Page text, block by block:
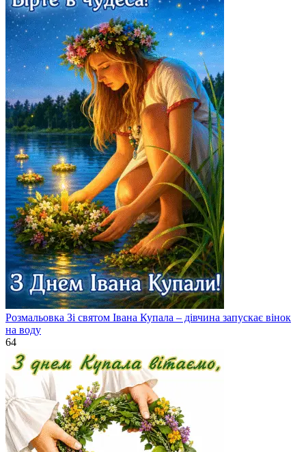
Розмальовка Зі святом Івана Купала – дівчина запускає вінок
на воду
64